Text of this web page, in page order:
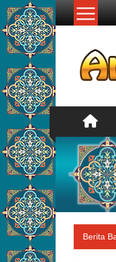
Lompat
konten
Berita